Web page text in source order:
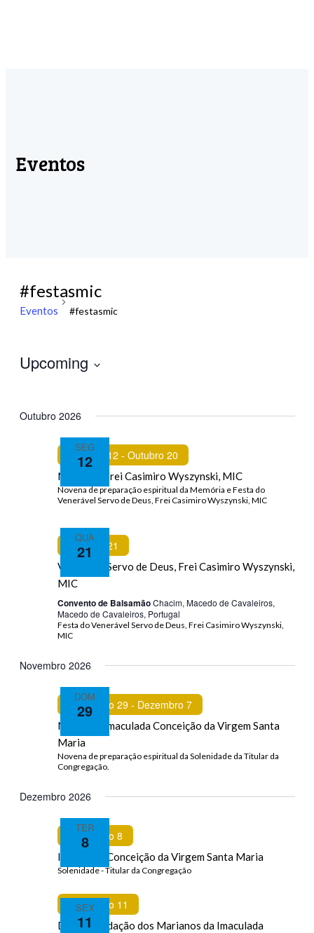
Eventos
#festasmic
Eventos #festasmic
Upcoming
data
Outubro 2026
SEG
12
FeaturedOutubro 12 - Outubro 20
Novena a Frei Casimiro Wyszynski, MIC
QUA
21
FeaturedOutubro 21
Venerável Servo de Deus, Frei Casimiro Wyszynski,
MIC
Convento de BalsamãoChacim, Macedo de Cavaleiros,
Macedo de Cavaleiros, Portugal
Novembro 2026
DOM
29
FeaturedNovembro 29- Dezembro 7
Novena – Imaculada Conceição da Virgem Santa
Maria
Dezembro 2026
TER
8
FeaturedDezembro 8
Imaculada Conceição da Virgem Santa Maria
SEX
11
Dezembro 11
Dia da Fundação dos Marianos da Imaculada